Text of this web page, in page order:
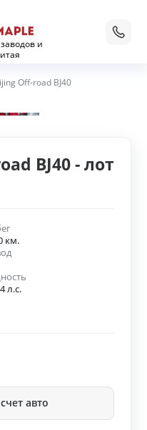
и
Off-road BJ40
BJ40 - лот
км.
л.с.
авто